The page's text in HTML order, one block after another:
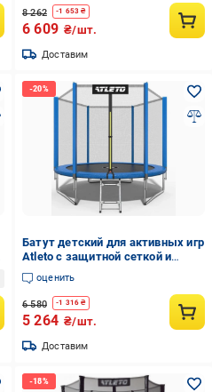
8 262 -1 653 ₴
6 609 ₴/шт.
Доставим
Батут детский для активных игр
Atleto с защитной сеткой и
стремянкой до 100 кг 252 см
Синий (147-76-42400442)
оценить
6 580 -1 316 ₴
5 264 ₴/шт.
Доставим